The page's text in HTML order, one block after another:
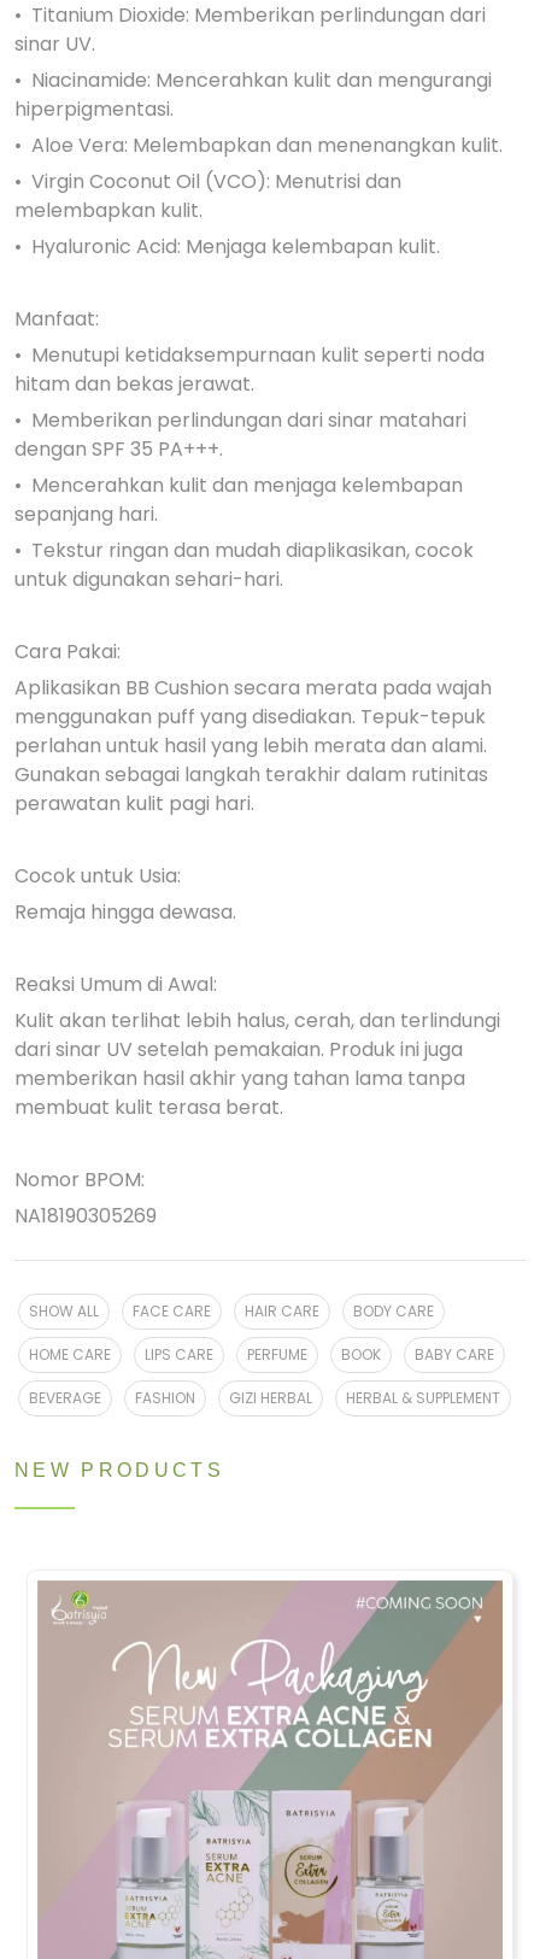
•⁠ ⁠Titanium Dioxide: Memberikan perlindungan dari
sinar UV.
•⁠ ⁠Niacinamide: Mencerahkan kulit dan mengurangi
hiperpigmentasi.
•⁠ ⁠Aloe Vera: Melembapkan dan menenangkan kulit.
•⁠ ⁠Virgin Coconut Oil (VCO): Menutrisi dan
melembapkan kulit.
•⁠ ⁠Hyaluronic Acid: Menjaga kelembapan kulit.
Manfaat:
•⁠ ⁠Menutupi ketidaksempurnaan kulit seperti noda
hitam dan bekas jerawat.
•⁠ ⁠Memberikan perlindungan dari sinar matahari
dengan SPF 35 PA+++.
•⁠ ⁠Mencerahkan kulit dan menjaga kelembapan
sepanjang hari.
•⁠ ⁠Tekstur ringan dan mudah diaplikasikan, cocok
untuk digunakan sehari-hari.
Cara Pakai:
Aplikasikan BB Cushion secara merata pada wajah
menggunakan puff yang disediakan. Tepuk-tepuk
perlahan untuk hasil yang lebih merata dan alami.
Gunakan sebagai langkah terakhir dalam rutinitas
perawatan kulit pagi hari.
Cocok untuk Usia:
Remaja hingga dewasa.
Reaksi Umum di Awal:
Kulit akan terlihat lebih halus, cerah, dan terlindungi
dari sinar UV setelah pemakaian. Produk ini juga
memberikan hasil akhir yang tahan lama tanpa
membuat kulit terasa berat.
Nomor BPOM:
NA18190305269
SHOW ALL FACE CARE HAIR CARE BODY CARE
HOME CARE LIPS CARE PERFUME BOOK BABY CARE
BEVERAGE FASHION GIZI HERBAL HERBAL & SUPPLEMENT
NEW PRODUCTS